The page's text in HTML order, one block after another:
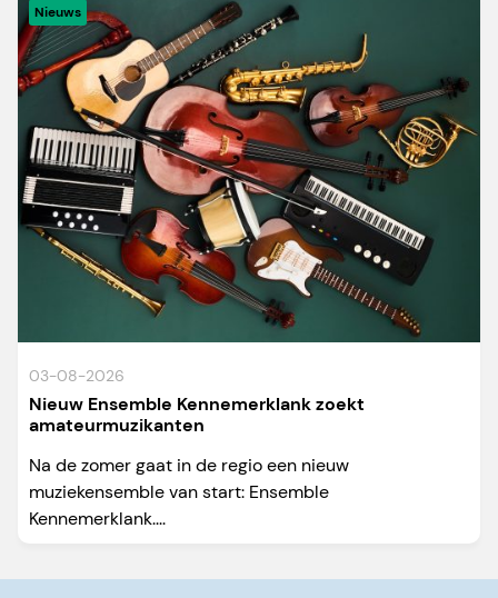
Nieuws
03-08-2026
Nieuw Ensemble Kennemerklank zoekt
amateurmuzikanten
Na de zomer gaat in de regio een nieuw
muziekensemble van start: Ensemble
Kennemerklank....